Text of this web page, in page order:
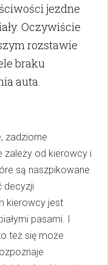
jezdne
Oczywiście
rozstawie
braku
auta.
zadziorne
zależy od kierowcy i
są naszpikowane
decyzji
kierowcy jest
pasami. I
też się może